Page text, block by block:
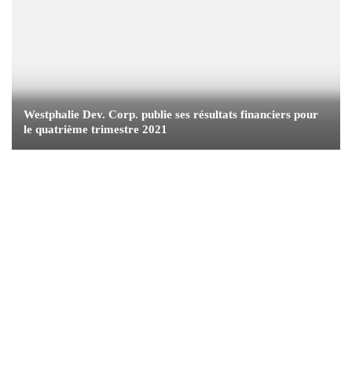
Westphalie Dev. Corp. publie ses résultats financiers pour
le quatrième trimestre 2021